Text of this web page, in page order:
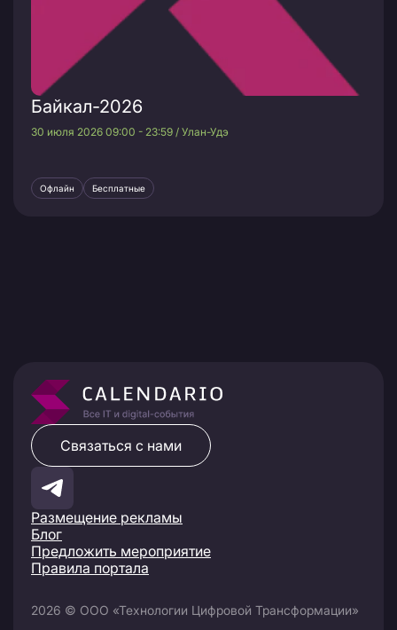
Байкал-2026
30 июля 2026 09:00 - 23:59 / Улан-Удэ
Офлайн Бесплатные
Размещение рекламы
Блог
Предложить мероприятие
Правила портала
Связаться с нами
2026 © ООО «Технологии Цифровой Трансформации»